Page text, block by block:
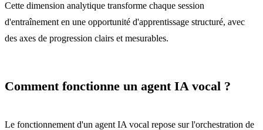
Cette dimension analytique transforme chaque session
d'entraînement en une opportunité d'apprentissage structuré, avec
des axes de progression clairs et mesurables.
Comment fonctionne un agent IA vocal ?
Le fonctionnement d'un agent IA vocal repose sur l'orchestration de